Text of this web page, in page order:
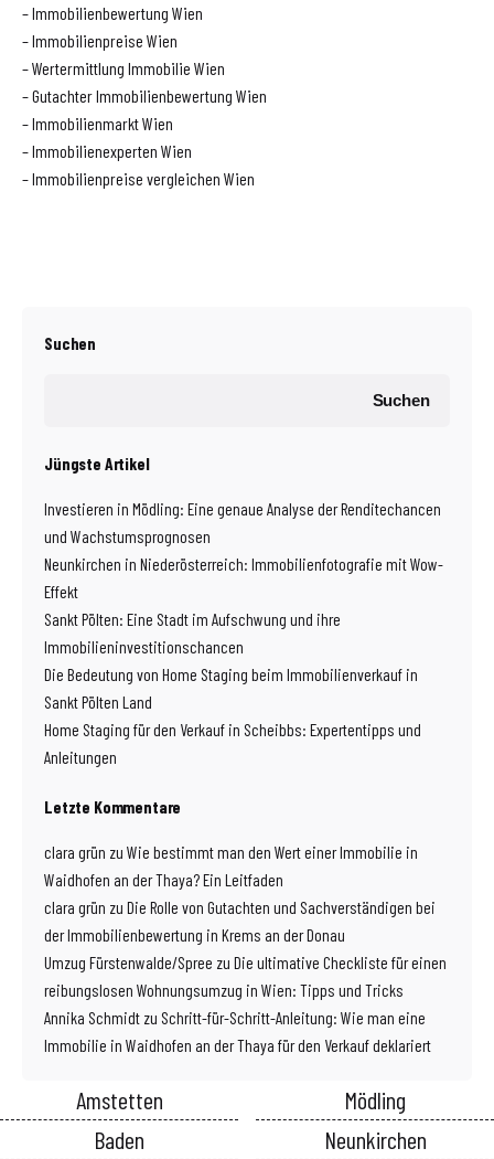
– Immobilienbewertung Wien
– Immobilienpreise Wien
– Wertermittlung Immobilie Wien
– Gutachter Immobilienbewertung Wien
– Immobilienmarkt Wien
– Immobilienexperten Wien
– Immobilienpreise vergleichen Wien
Suchen
Suchen
Jüngste Artikel
Investieren in Mödling: Eine genaue Analyse der Renditechancen
und Wachstumsprognosen
Neunkirchen in Niederösterreich: Immobilienfotografie mit Wow-
Effekt
Sankt Pölten: Eine Stadt im Aufschwung und ihre
Immobilieninvestitionschancen
Die Bedeutung von Home Staging beim Immobilienverkauf in
Sankt Pölten Land
Home Staging für den Verkauf in Scheibbs: Expertentipps und
Anleitungen
Letzte Kommentare
clara grün zu Wie bestimmt man den Wert einer Immobilie in
Waidhofen an der Thaya? Ein Leitfaden
clara grün zu Die Rolle von Gutachten und Sachverständigen bei
der Immobilienbewertung in Krems an der Donau
Umzug Fürstenwalde/Spree zu Die ultimative Checkliste für einen
reibungslosen Wohnungsumzug in Wien: Tipps und Tricks
Annika Schmidt zu Schritt-für-Schritt-Anleitung: Wie man eine
Immobilie in Waidhofen an der Thaya für den Verkauf deklariert
Amstetten
Baden
Mödling
Neunkirchen